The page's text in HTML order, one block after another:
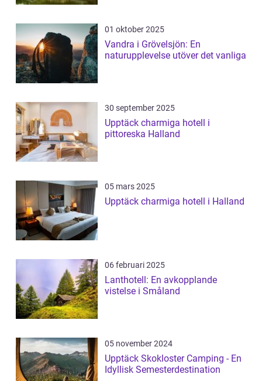
01 oktober 2025
Vandra i Grövelsjön: En
naturupplevelse utöver det vanliga
30 september 2025
Upptäck charmiga hotell i
pittoreska Halland
05 mars 2025
Upptäck charmiga hotell i Halland
06 februari 2025
Lanthotell: En avkopplande
vistelse i Småland
05 november 2024
Upptäck Skokloster Camping - En
Idyllisk Semesterdestination